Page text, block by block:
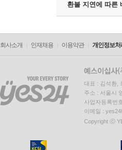
환불 지연에 따른
회사소개 인재채용 이용약관 개인정보처
대표 : 김석환,
주소 : 서울시
사업자등록번
이메일 :
Copyright ⓒ